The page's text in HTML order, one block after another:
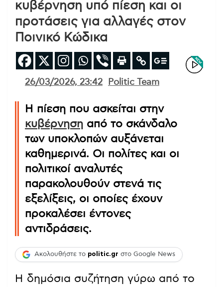
κυβέρνηση υπό πίεση και οι
προτάσεις για αλλαγές στον
Ποινικό Κώδικα
26/03/2026, 23:42 Politic Team
Η πίεση που ασκείται στην
κυβέρνηση από το σκάνδαλο
των υποκλοπών αυξάνεται
καθημερινά. Οι πολίτες και οι
πολιτικοί αναλυτές
παρακολουθούν στενά τις
εξελίξεις, οι οποίες έχουν
προκαλέσει έντονες
αντιδράσεις.
Ακολουθήστε το politic.gr στο Google News
Η δημόσια συζήτηση γύρω από το